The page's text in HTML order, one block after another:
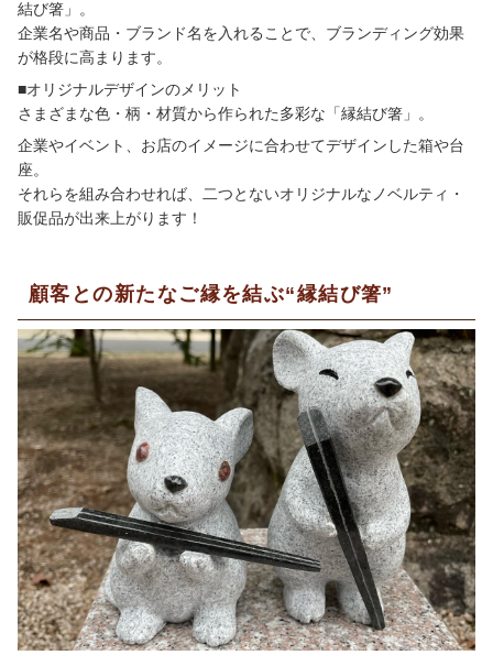
結び箸」。
企業名や商品・ブランド名を入れることで、ブランディング効果
が格段に高まります。
■オリジナルデザインのメリット
さまざまな色・柄・材質から作られた多彩な「縁結び箸」。
企業やイベント、お店のイメージに合わせてデザインした箱や台
座。
それらを組み合わせれば、二つとないオリジナルなノベルティ・
販促品が出来上がります！
顧客との新たなご縁を結ぶ“縁結び箸”